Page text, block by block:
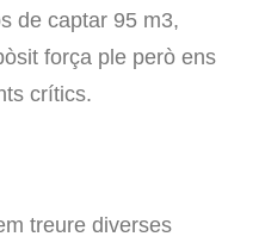
de captar 95 m3,
força ple però ens
crítics.
treure diverses